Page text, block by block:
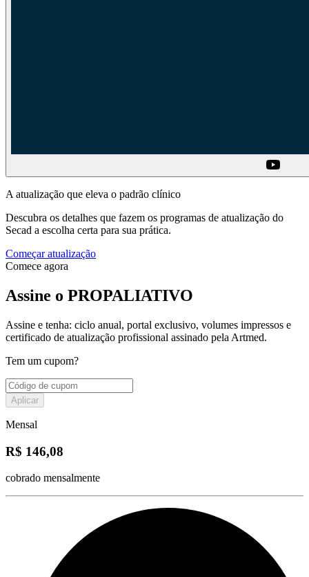
A atualização que eleva o padrão clínico
Descubra os detalhes que fazem os programas de atualização do
Secad a escolha certa para sua prática.
Começar atualização
Comece agora
Assine o PROPALIATIVO
Assine e tenha: ciclo anual, portal exclusivo, volumes impressos e
certificado de atualização profissional assinado pela Artmed.
Tem um cupom?
Aplicar
Mensal
R$ 146,08
cobrado mensalmente